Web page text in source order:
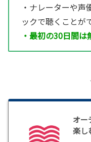
・ナレーターや
ックで聴くことが
・最初の30日間
オー
楽し